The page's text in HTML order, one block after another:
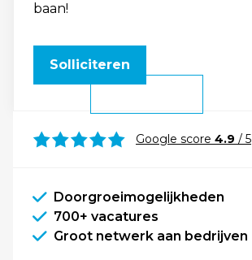
baan!
Solliciteren
Google score 4.9 / 5
Doorgroeimogelijkheden
700+ vacatures
Groot netwerk aan bedrijven